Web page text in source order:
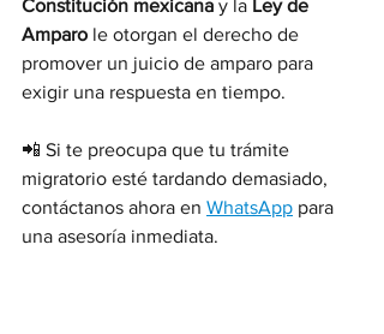
Constitución mexicana y la Ley de
Amparo le otorgan el derecho de
promover un juicio de amparo para
exigir una respuesta en tiempo.
📲 Si te preocupa que tu trámite
migratorio esté tardando demasiado,
contáctanos ahora en WhatsApp para
una asesoría inmediata.